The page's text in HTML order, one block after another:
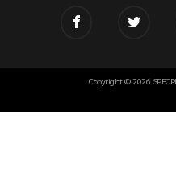
Copyright © 2026